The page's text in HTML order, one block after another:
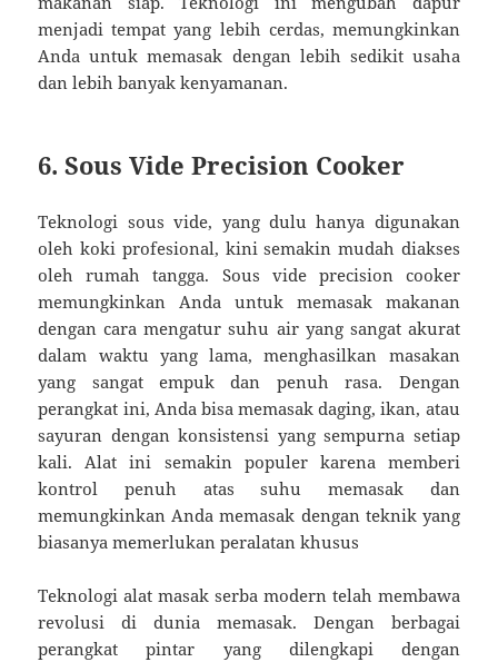
menjadi tempat yang lebih cerdas, memungkinkan
Anda untuk memasak dengan lebih sedikit usaha
dan lebih banyak kenyamanan.
6. Sous Vide Precision Cooker
Teknologi sous vide, yang dulu hanya digunakan
oleh koki profesional, kini semakin mudah diakses
oleh rumah tangga. Sous vide precision cooker
memungkinkan Anda untuk memasak makanan
dengan cara mengatur suhu air yang sangat akurat
dalam waktu yang lama, menghasilkan masakan
yang sangat empuk dan penuh rasa. Dengan
perangkat ini, Anda bisa memasak daging, ikan, atau
sayuran dengan konsistensi yang sempurna setiap
kali. Alat ini semakin populer karena memberi
kontrol penuh atas suhu memasak dan
memungkinkan Anda memasak dengan teknik yang
biasanya memerlukan peralatan khusus
Teknologi alat masak serba modern telah membawa
revolusi di dunia memasak. Dengan berbagai
perangkat pintar yang dilengkapi dengan